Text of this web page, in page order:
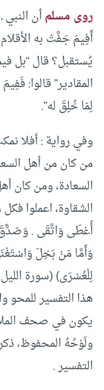
روى مسلمأن النبي ـ
أَفِيمَ جَفَّتْ به
يُستقبل؟ قال “بل
المقادير” قالوا:
لِمَا خُلِقَ له”.
وفي رواية : أفلا
من كان من أهل
السعادة، ومن كان
الشقاوة، اعملوا
أُعْطَى وَاتَّقَى .
وَأَمَّا مَنْ بَخِلَ
هذا التفسير للمحو
يكون في صحف
ولَوْحُهُ المحفوظ،
التفسير .